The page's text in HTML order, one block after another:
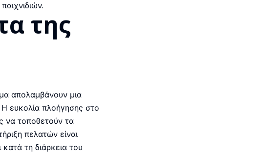
της
απολαμβάνουν μια
Η ευκολία πλοήγησης στο
να τοποθετούν τα
πελατών είναι
τη διάρκεια του